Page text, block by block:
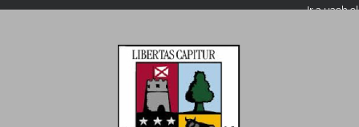
Ir auach.cl